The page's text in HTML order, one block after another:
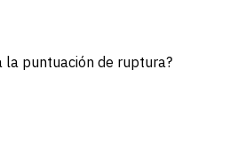
la puntuación de ruptura?